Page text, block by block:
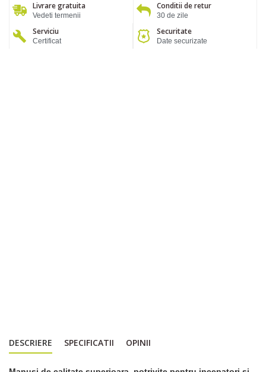
Livrare gratuita
Vedeti termenii
Conditii de retur
30 de zile
Serviciu
Certificat
Securitate
Date securizate
DESCRIERE SPECIFICATII OPINII